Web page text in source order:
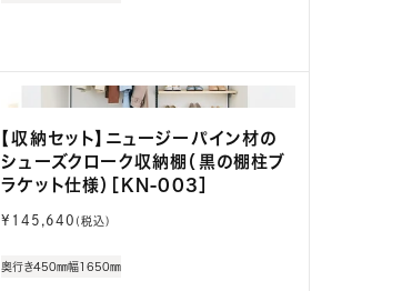
【収納セット】ニュージーパイン材の
シューズクローク収納棚（黒の棚柱ブ
ラケット仕様）［KN-003］
通
格
¥145,640 (税込)
奥行き450㎜幅1650㎜